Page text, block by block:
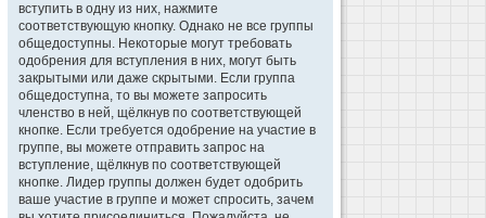
вступить в одну из них, нажмите
соответствующую кнопку. Однако не все группы
общедоступны. Некоторые могут требовать
одобрения для вступления в них, могут быть
закрытыми или даже скрытыми. Если группа
общедоступна, то вы можете запросить
членство в ней, щёлкнув по соответствующей
кнопке. Если требуется одобрение на участие в
группе, вы можете отправить запрос на
вступление, щёлкнув по соответствующей
кнопке. Лидер группы должен будет одобрить
ваше участие в группе и может спросить, зачем